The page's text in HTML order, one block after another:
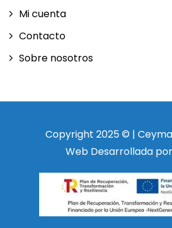
Mi cuenta
Contacto
Sobre nosotros
Copyright 2025 © |
Web Desarrollada